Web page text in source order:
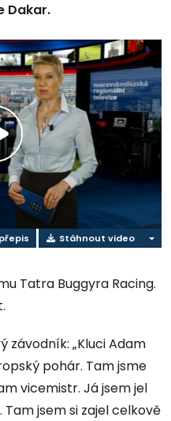
Dakar.
Stáhnout video
Tatra Buggyra Racing.
závodník: „Kluci Adam
pohár. Tam jsme
vicemistr. Já jsem jel
jsem si zajel celkově